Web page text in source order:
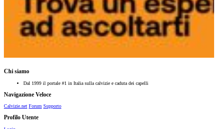
Chi siamo
Dal 1999 il portale #1 in Italia sulla calvizie e caduta dei capelli
Navigazione Veloce
Calvizie.net Forum Supporto
Profilo Utente